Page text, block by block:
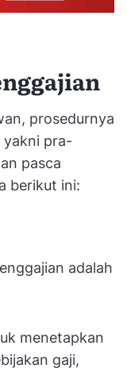
prosedurnya
yakni pra-
pasca
berikut ini:
adalah
menetapkan
gaji,